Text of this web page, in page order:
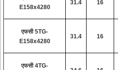
E158x4280
31.4 16
एफसी 5TG-
E158x4280
31.4 16
एफसी 4TG-